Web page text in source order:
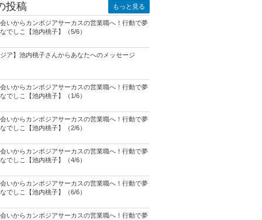
投稿
いからカンボジアサーカスの営業職へ！行動で夢
でしこ【池内桃子】（5/6）
ジア】池内桃子さんからあなたへのメッセージ
いからカンボジアサーカスの営業職へ！行動で夢
でしこ【池内桃子】（1/6）
いからカンボジアサーカスの営業職へ！行動で夢
でしこ【池内桃子】（2/6）
いからカンボジアサーカスの営業職へ！行動で夢
でしこ【池内桃子】（4/6）
いからカンボジアサーカスの営業職へ！行動で夢
でしこ【池内桃子】（6/6）
いからカンボジアサーカスの営業職へ！行動で夢
もっと見る